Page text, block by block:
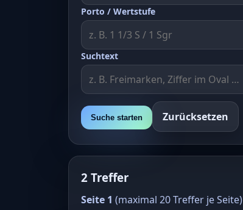
Porto / Wertstufe
Suchtext
Suche starten Zurücksetzen
2 Treffer
Seite 1 (maximal 20 Treffer je Seite)